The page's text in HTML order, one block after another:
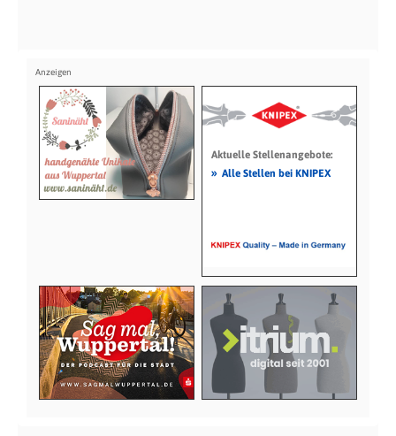
Aktuelle Stellenangebote:
» Alle Stellen bei KNIPEX